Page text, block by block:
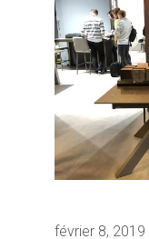
février 8, 2019